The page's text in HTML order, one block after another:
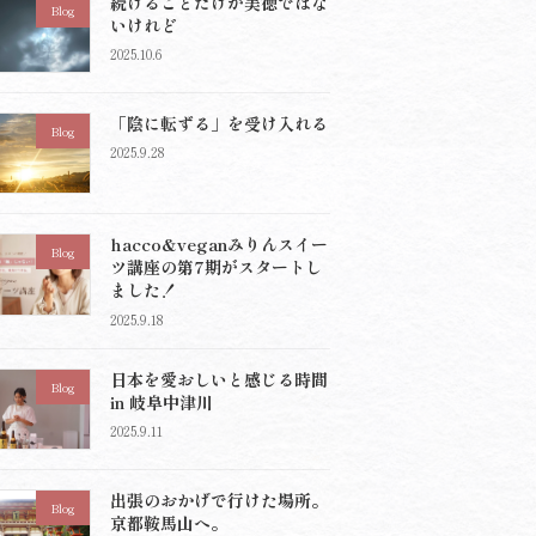
Blog
いけれど
2025.10.6
Blog 「陰に転ずる」を受け入れる
2025.9.28
Blog
hacco&veganみりんスイー
ツ講座の第7期がスタートし
ました！
2025.9.18
Blog
日本を愛おしいと感じる時間
in 岐阜中津川
2025.9.11
Blog
出張のおかげで行けた場所。
京都鞍馬山へ。